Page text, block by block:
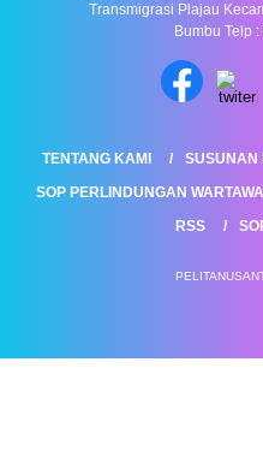
Transmigrasi Plajau
Bumbu Telp
TENTANG KAMI SUSUNAN
SOP PERLINDUNGAN
RSS